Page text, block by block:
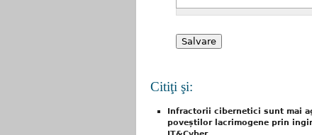
Citiţi şi:
Infractorii cibernetici sunt mai
poveștilor lacrimogene prin